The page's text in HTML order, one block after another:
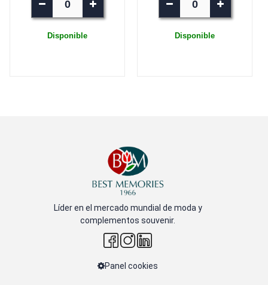
Disponible Disponible
Líder en el mercado mundial de moda y
complementos souvenir.
Panel cookies